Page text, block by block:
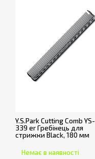
Y.S.Park Cutting Comb YS-
339 er Гребінець для
стрижки Black, 180 мм
Немає в наявності